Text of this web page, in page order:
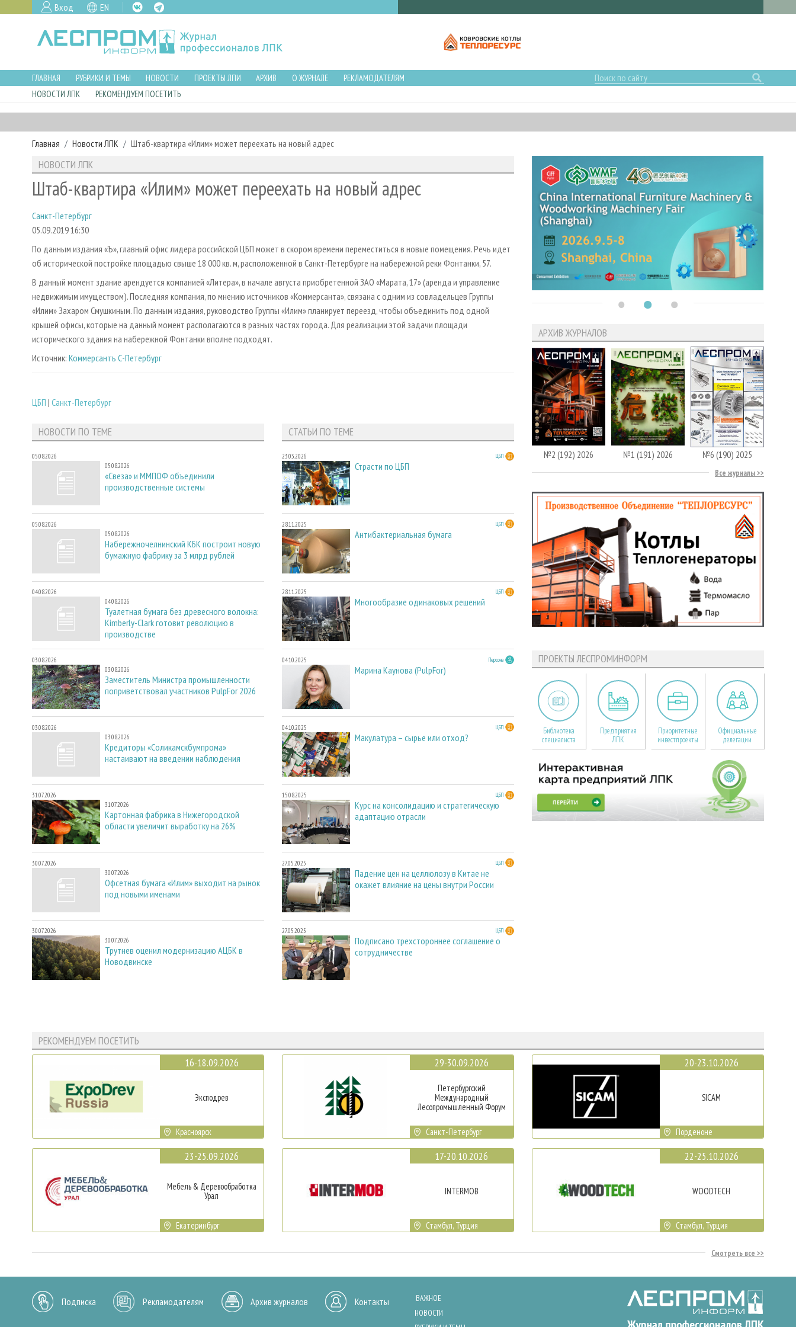
Вход EN
ГЛАВНАЯ РУБРИКИ И ТЕМЫ НОВОСТИ ПРОЕКТЫ ЛПИ АРХИВ О ЖУРНАЛЕ
РЕКЛАМОДАТЕЛЯМ
НОВОСТИ ЛПК
РЕКОМЕНДУЕМ ПОСЕТИТЬ
Главная Новости ЛПК Штаб-квартира «Илим» может переехать на новый адрес
НОВОСТИ ЛПК
Штаб-квартира «Илим» может переехать на новый адрес
Санкт-Петербург
05.09.2019 16:30
По данным издания «Ъ», главный офис лидера российской ЦБП может в скором времени переместиться в новые помещения. Речь идет
об исторической постройке площадью свыше 18 000 кв. м, расположенной в Санкт-Петербурге на набережной реки Фонтанки, 57.
В данный момент здание арендуется компанией «Литера», в начале августа приобретенной ЗАО «Марата, 17» (аренда и управление
недвижимым имуществом). Последняя компания, по мнению источников «Коммерсанта», связана с одним из совладельцев Группы
«Илим» Захаром Смушкиным. По данным издания, руководство Группы «Илим» планирует переезд, чтобы объединить под одной
крышей офисы, которые на данный момент располагаются в разных частях города. Для реализации этой задачи площади
исторического здания на набережной Фонтанки вполне подходят.
Источник: Коммерсантъ С-Петербург
ЦБП | Санкт-Петербург
НОВОСТИ ПО ТЕМЕ
05.08.2026
05.08.2026
«Свеза» и ММПОФ объединили
производственные системы
05.08.2026
05.08.2026
Набережночелнинский КБК построит новую
бумажную фабрику за 3 млрд рублей
04.08.2026
04.08.2026
Туалетная бумага без древесного волокна:
Kimberly-Clark готовит революцию в
производстве
03.08.2026
03.08.2026
Заместитель Министра промышленности
поприветствовал участников PulpFor 2026
03.08.2026
03.08.2026
Кредиторы «Соликамскбумпрома»
настаивают на введении наблюдения
31.07.2026
31.07.2026
Картонная фабрика в Нижегородской
области увеличит выработку на 26%
30.07.2026
30.07.2026
Офсетная бумага «Илим» выходит на рынок
под новыми именами
30.07.2026
30.07.2026
Трутнев оценил модернизацию АЦБК в
Новодвинске
СТАТЬИ ПО ТЕМЕ
23.03.2026 ЦБП
Страсти по ЦБП
28.11.2025 ЦБП
Антибактериальная бумага
28.11.2025 ЦБП
Многообразие одинаковых решений
04.10.2025 Персона
Марина Каунова (PulpFor)
04.10.2025 ЦБП
Макулатура – сырье или отход?
15.08.2025 ЦБП
Курс на консолидацию и стратегическую
адаптацию отрасли
27.05.2025 ЦБП
Падение цен на целлюлозу в Китае не
окажет влияние на цены внутри России
27.05.2025 ЦБП
Подписано трехстороннее соглашение о
сотрудничестве
АРХИВ ЖУРНАЛОВ
№2 (192) 2026 №1 (191) 2026 №6 (190) 2025
Все журналы
ПРОЕКТЫ ЛЕСПРОМИНФОРМ
Библиотека
специалиста
Предприятия
ЛПК
Приоритетные
инвестпроекты
Официальные
делегации
РЕКОМЕНДУЕМ ПОСЕТИТЬ
16-18.09.2026
Эксподрев
Красноярск
23-25.09.2026
Мебель & Деревообработка
Урал
Екатеринбург
29-30.09.2026
Петербургский
Международный
Лесопромышленный Форум
Санкт-Петербург
17-20.10.2026
INTERMOB
Стамбул, Турция
20-23.10.2026
SICAM
Порденоне
22-25.10.2026
WOODTECH
Стамбул, Турция
Смотреть все
Подписка Рекламодателям Архив журналов Контакты
ВАЖНОЕ
НОВОСТИ